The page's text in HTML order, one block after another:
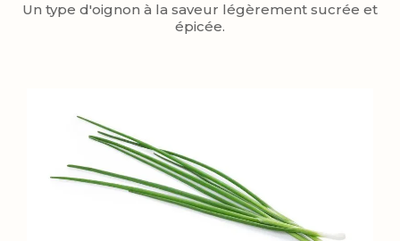
Un type d'oignon à la saveur légèrement sucrée et
épicée.